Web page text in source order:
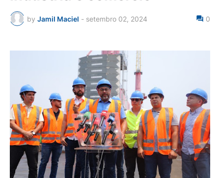
by Jamil Maciel - setembro 02, 2024 0